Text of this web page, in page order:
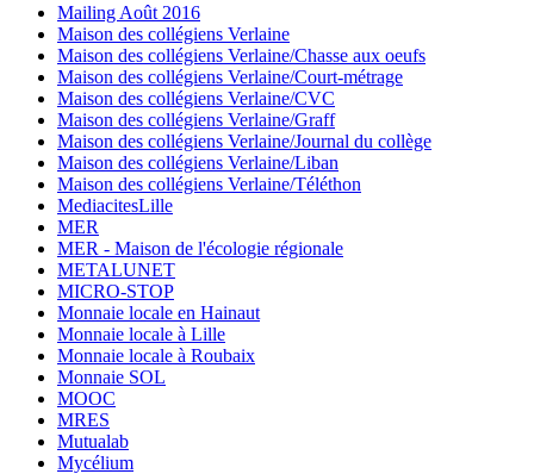
Mailing Août 2016
Maison des collégiens Verlaine
Maison des collégiens Verlaine/Chasse aux oeufs
Maison des collégiens Verlaine/Court-métrage
Maison des collégiens Verlaine/CVC
Maison des collégiens Verlaine/Graff
Maison des collégiens Verlaine/Journal du collège
Maison des collégiens Verlaine/Liban
Maison des collégiens Verlaine/Téléthon
MediacitesLille
MER
MER - Maison de l'écologie régionale
METALUNET
MICRO-STOP
Monnaie locale en Hainaut
Monnaie locale à Lille
Monnaie locale à Roubaix
Monnaie SOL
MOOC
MRES
Mutualab
Mycélium